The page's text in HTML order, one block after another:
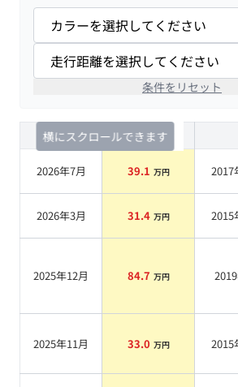
条件をリセット
横にスクロールできます
査定時期 セルカ実績
2026年7月 39.1 万円 2017
2026年3月 31.4 万円 2015
2025年12月 84.7 万円 2019
2025年11月 33.0 万円 2015